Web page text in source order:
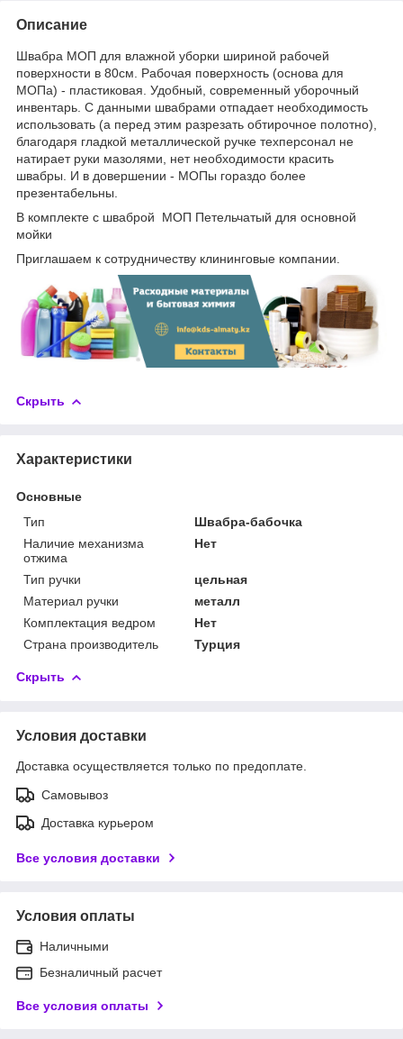
Описание
Швабра МОП для влажной уборки шириной рабочей
поверхности в 80см. Рабочая поверхность (основа для
МОПа) - пластиковая. Удобный, современный уборочный
инвентарь. С данными швабрами отпадает необходимость
использовать (а перед этим разрезать обтирочное полотно),
благодаря гладкой металлической ручке техперсонал не
натирает руки мазолями, нет необходимости красить
швабры. И в довершении - МОПы гораздо более
презентабельны.
В комплекте с шваброй МОП Петельчатый для основной
мойки
Приглашаем к сотрудничеству клининговые компании.
Скрыть
Характеристики
Основные
Тип
Швабра-бабочка
Наличие механизма
отжима
Нет
Тип ручки
цельная
Материал ручки
металл
Комплектация ведром
Нет
Страна производитель
Турция
Скрыть
Условия доставки
Доставка осуществляется только по предоплате.
Самовывоз
Доставка курьером
Все условия доставки
Условия оплаты
Наличными
Безналичный расчет
Все условия оплаты